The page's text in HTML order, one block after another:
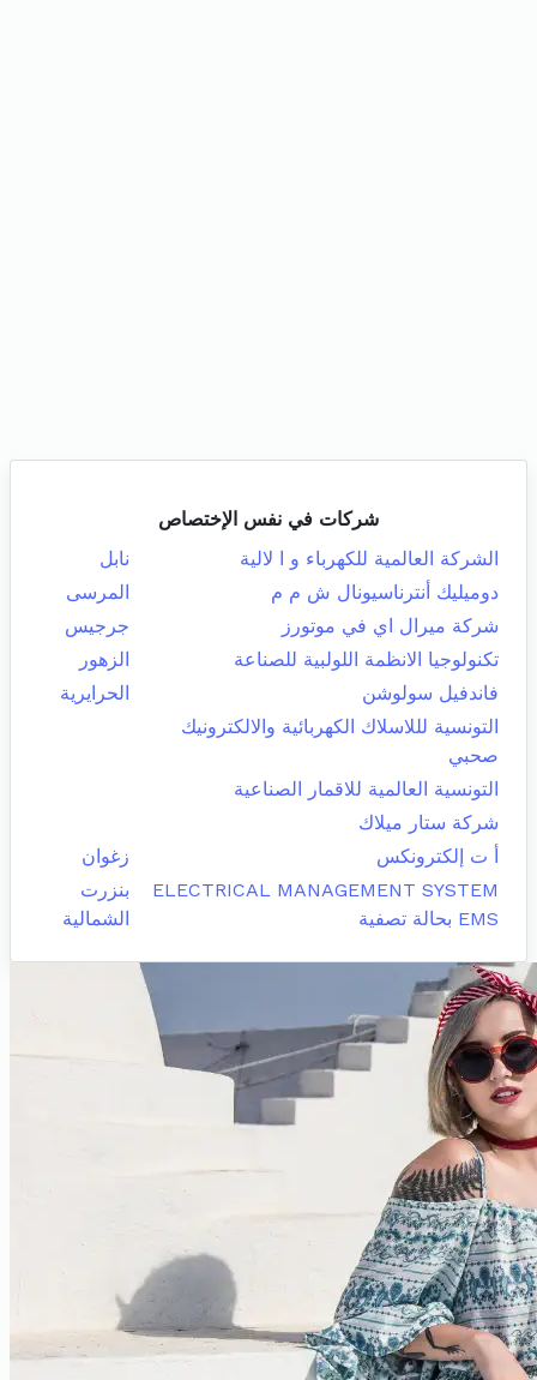
شركات في نفس الإختصاص
الشركة العالمية للكهرباء و ا لالية
نابل
دوميليك أنترناسيونال ش م م
المرسى
شركة ميرال اي في موتورز
جرجيس
تكنولوجيا الانظمة اللولبية للصناعة
الزهور
فاندفيل سولوشن
الحرايرية
التونسية لللاسلاك الكهربائية والالكترونيك
صحبي
التونسية العالمية للاقمار الصناعية
شركة ستار ميلاك
أ ت إلكترونكس
زغوان
ELECTRICAL MANAGEMENT SYSTEM
EMS بحالة تصفية
بنزرت
الشمالية